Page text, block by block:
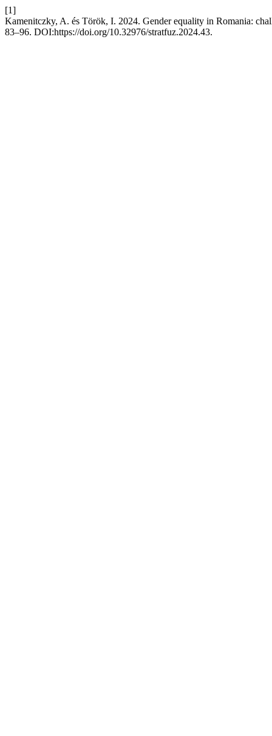
[1]
Kamenitczky, A. és Török, I. 2024. Gender equality in Romania:
83–96. DOI:https://doi.org/10.32976/stratfuz.2024.43.